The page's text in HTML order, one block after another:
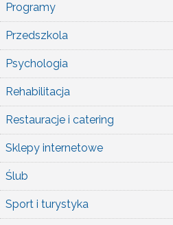
Programy
Przedszkola
Psychologia
Rehabilitacja
Restauracje i catering
Sklepy internetowe
Ślub
Sport i turystyka